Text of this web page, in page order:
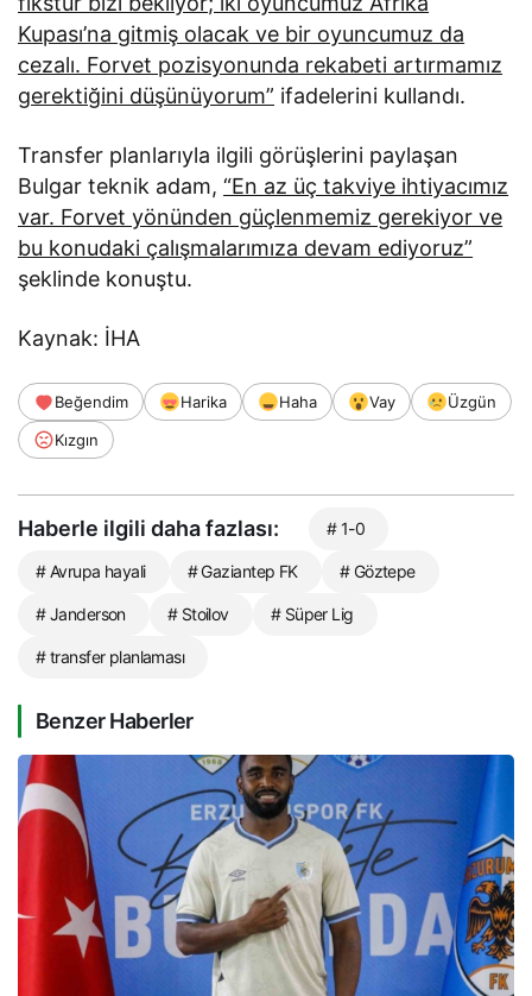
Kupası’na gitmiş olacak ve bir oyuncumuz da
cezalı. Forvet pozisyonunda rekabeti artırmamız
gerektiğini düşünüyorum” ifadelerini kullandı.
Transfer planlarıyla ilgili görüşlerini paylaşan
Bulgar teknik adam,“En az üç takviye ihtiyacımız
var. Forvet yönünden güçlenmemiz gerekiyor ve
bu konudaki çalışmalarımıza devam ediyoruz”
şeklinde konuştu.
Kaynak: İHA
Beğendim Harika Haha Vay
Üzgün
Kızgın
Haberle ilgili daha fazlası: # 1-0
# Avrupa hayali # Gaziantep FK # Göztepe
# Janderson # Stoilov # Süper Lig
# transfer planlaması
Benzer Haberler